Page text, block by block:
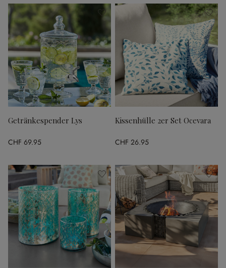
Getränkespender Lys
CHF 69.95
Kissenhülle 2er Set Ocevara
CHF 26.95